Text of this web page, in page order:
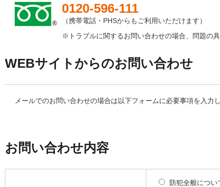
0120-596-111
（携帯電話・PHSからもご利用いただけます）
※トラブルに関するお問い合わせの場合、問題の
WEBサイトからのお問い合わせ
メールでのお問い合わせの場合は以下フォームに必要事項を入力
お問い合わせ内容
防犯全般につい